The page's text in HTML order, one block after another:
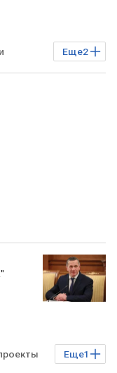
Еще2
Еще1